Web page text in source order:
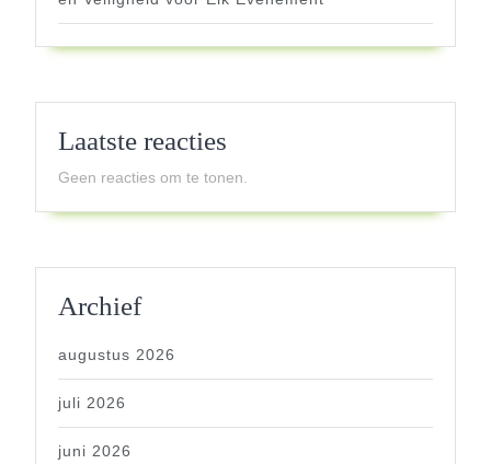
Laatste reacties
Geen reacties om te tonen.
Archief
augustus 2026
juli 2026
juni 2026